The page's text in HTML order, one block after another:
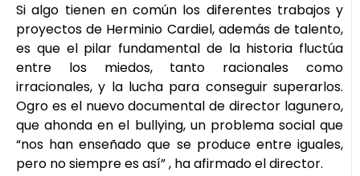
Si algo tienen en común los diferentes trabajos y
proyectos de Herminio Cardiel, además de talento,
es que el pilar fundamental de la historia fluctúa
entre los miedos, tanto racionales como
irracionales, y la lucha para conseguir superarlos.
Ogro es el nuevo documental de director lagunero,
que ahonda en el bullying, un problema social que
“nos han enseñado que se produce entre iguales,
pero no siempre es así” , ha afirmado el director.